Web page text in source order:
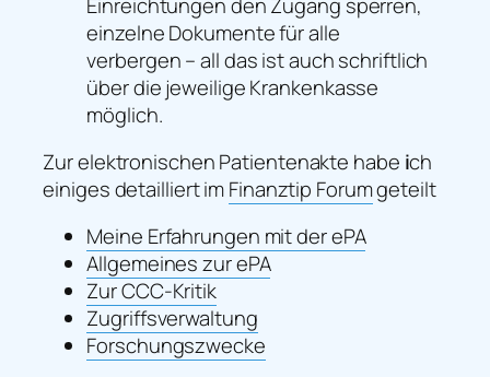
einzelne Dokumente für alle
verbergen – all das ist auch schriftlich
über die jeweilige Krankenkasse
möglich.
Zur elektronischen Patientenakte habe ich
einiges detailliert imFinanztip Forumgeteilt
Meine Erfahrungen mit der ePA
Allgemeines zur ePA
Zur CCC-Kritik
Zugriffsverwaltung
Forschungszwecke